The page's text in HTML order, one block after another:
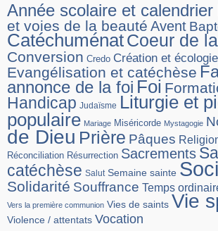
Année scolaire et calendrier
et voies de la beauté Avent
CatéchuménatCoeur de
Conversion Credo Création et écologie
Evangélisation et catéchèse
annonce de la foi Foi
Handicap Judaïsme Liturgie et
populaire Mariage Miséricorde Mystagogie
de Dieu Prière Pâques
Réconciliation Résurrection Sacrements
catéchèse Salut Semaine sainte
Solidarité Souffrance Temps
Vers la première communion Vies de saints Vie
Violence / attentats Vocation